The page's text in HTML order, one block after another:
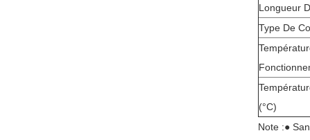
Longueur
Type De
(°C)
Note :●